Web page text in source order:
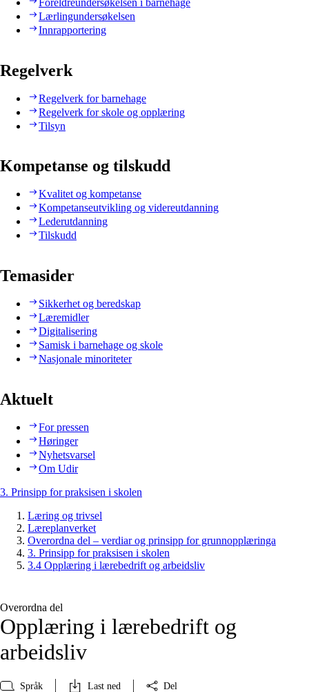
Lærlingundersøkelsen
Innrapportering
Regelverk
Regelverk for barnehage
Regelverk for skole og opplæring
Tilsyn
Kompetanse og tilskudd
Kvalitet og kompetanse
Kompetanseutvikling og videreutdanning
Lederutdanning
Tilskudd
Temasider
Sikkerhet og beredskap
Læremidler
Digitalisering
Samisk i barnehage og skole
Nasjonale minoriteter
Aktuelt
For pressen
Høringer
Nyhetsvarsel
Om Udir
3. Prinsipp for praksisen i skolen
Læring og trivsel
Læreplanverket
Overordna del – verdiar og prinsipp for grunnopplæringa
3. Prinsipp for praksisen i skolen
3.4 Opplæring i lærebedrift og arbeidsliv
Overordna del
Opplæring i lærebedrift og
arbeidsliv
Språk Last ned Del